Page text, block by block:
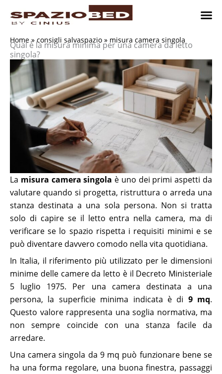
Home»consigli salvaspazio » misura camera singola
Qual è la misura minima per una camera da letto
singola?
La misura camera singola è uno dei primi aspetti da
valutare quando si progetta, ristruttura o arreda una
stanza destinata a una sola persona. Non si tratta
solo di capire se il letto entra nella camera, ma di
verificare se lo spazio rispetta i requisiti minimi e se
può diventare davvero comodo nella vita quotidiana.
In Italia, il riferimento più utilizzato per le dimensioni
minime delle camere da letto è il Decreto Ministeriale
5 luglio 1975. Per una camera destinata a una
persona, la superficie minima indicata è di 9 mq.
Questo valore rappresenta una soglia normativa, ma
non sempre coincide con una stanza facile da
arredare.
Una camera singola da 9 mq può funzionare bene se
ha una forma regolare, una buona finestra, passaggi